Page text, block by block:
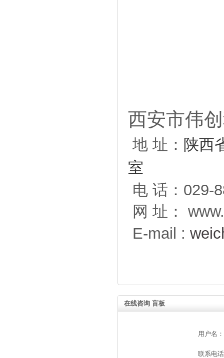
西安市伟
地 址： 陕西
室
电 话：
网 址：
E-mail :
在线咨询 盲板
用户名：
联系电